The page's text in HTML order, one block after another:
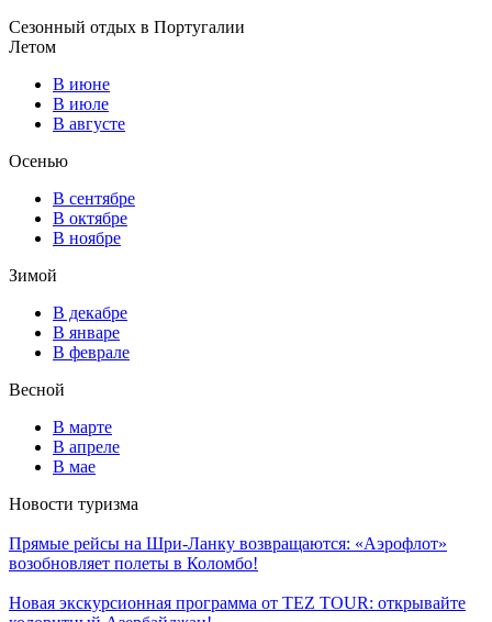
Сезонный отдых в Португалии
Летом
В июне
В июле
В августе
Осенью
В сентябре
В октябре
В ноябре
Зимой
В декабре
В январе
В феврале
Весной
В марте
В апреле
В мае
Новости туризма
Прямые рейсы на Шри-Ланку возвращаются: «Аэрофлот»
возобновляет полеты в Коломбо!
Новая экскурсионная программа от TEZ TOUR: открывайте